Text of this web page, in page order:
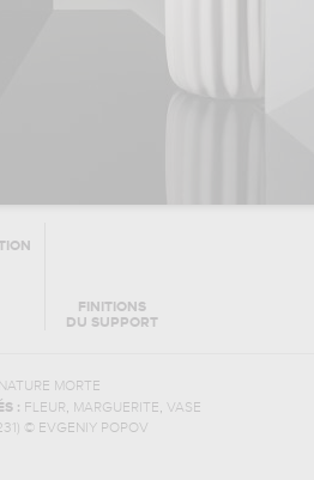
FINITIONS
DU SUPPORT
NATURE MORTE
: FLEUR, MARGUERITE, VASE
) © EVGENIY POPOV